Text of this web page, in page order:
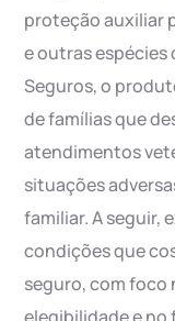
proteção auxiliar
e outras espécies
Seguros, o
de famílias que
atendimentos
situações
familiar. A seguir,
condições que
seguro, com foco